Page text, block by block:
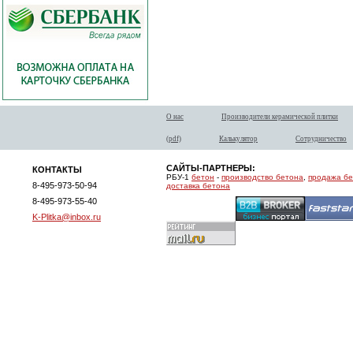
О нас Производители керамической плитки
(pdf) Калькулятор Сотрудничество
КОНТАКТЫ
8-495-973-50-94
8-495-973-55-40
K-Plitka@inbox.ru
САЙТЫ-ПАРТНЕРЫ:
РБУ-1 бетон - производство бетона
продажа
доставка бетона